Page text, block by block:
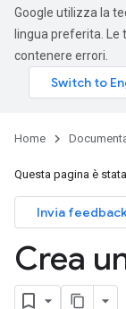
Google utilizza la
lingua preferita.
contenere errori.
Home
Questa pagina è
Invia
Crea